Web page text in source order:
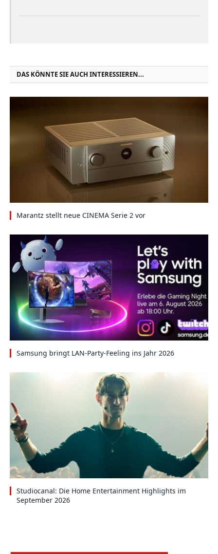
DAS KÖNNTE SIE AUCH INTERESSIEREN...
Marantz stellt neue CINEMA Serie 2 vor
Samsung bringt LAN-Party-Feeling ins Jahr 2026
Studiocanal: Die Home Entertainment Highlights im
September 2026